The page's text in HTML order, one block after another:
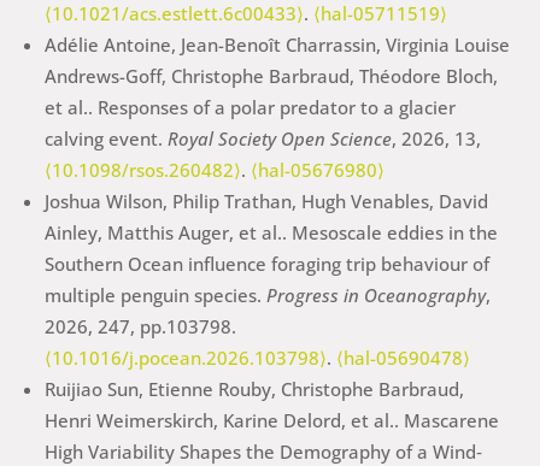
⟨10.1021/acs.estlett.6c00433⟩. ⟨hal-05711519⟩
Adélie Antoine, Jean-Benoît Charrassin, Virginia Louise
Andrews-Goff, Christophe Barbraud, Théodore Bloch,
et al.. Responses of a polar predator to a glacier
calving event.Royal Society Open Science, 2026, 13,
⟨10.1098/rsos.260482⟩. ⟨hal-05676980⟩
Joshua Wilson, Philip Trathan, Hugh Venables, David
Ainley, Matthis Auger, et al.. Mesoscale eddies in the
Southern Ocean influence foraging trip behaviour of
multiple penguin species.Progress in Oceanography,
2026, 247, pp.103798.
⟨10.1016/j.pocean.2026.103798⟩. ⟨hal-05690478⟩
Ruijiao Sun, Etienne Rouby, Christophe Barbraud,
Henri Weimerskirch, Karine Delord, et al.. Mascarene
High Variability Shapes the Demography of a Wind‐